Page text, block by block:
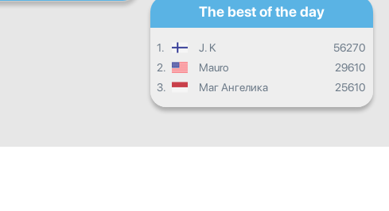
The best of the day
1. J. K
56270
2.
Mauro
29610
3.
Маг Ангелика 25610